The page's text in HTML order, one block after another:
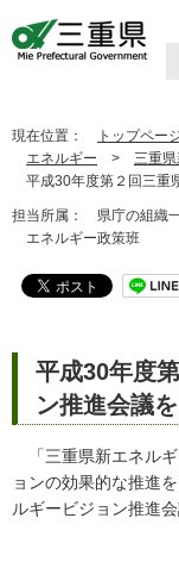
現在位置： トップペー
エネルギー > 三重
平成30年度第２回三重
担当所属： 県庁の組織
エネルギー政策班
平成30年度
ン推進会議
「三重県新エネルギ
ョンの効果的な推進
ルギービジョン推進